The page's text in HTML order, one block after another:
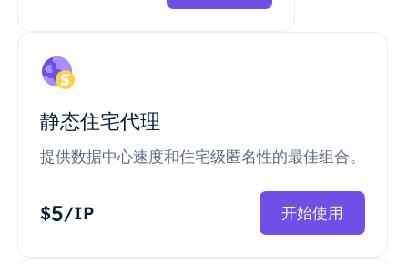
静态住宅代理
提供数据中心速度和住宅级匿名性的最佳组合。
$5/IP 开始使用